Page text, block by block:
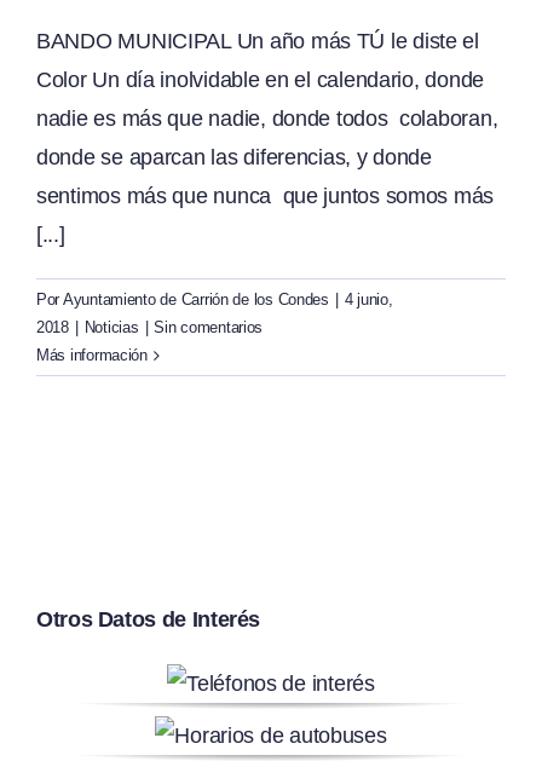
BANDO MUNICIPAL Un año más TÚ le diste el
Color Un día inolvidable en el calendario, donde
nadie es más que nadie, donde todos colaboran,
donde se aparcan las diferencias, y donde
sentimos más que nunca que juntos somos más
[...]
Por Ayuntamiento de Carrión de los Condes
4 junio,
2018
Noticias
Sin comentarios
Más información
Otros Datos de Interés